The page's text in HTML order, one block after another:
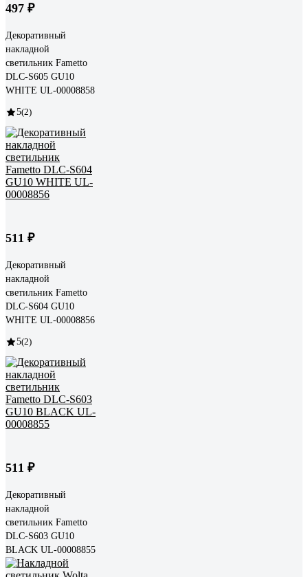
497 ₽
Декоративный
накладной
светильник Fametto
DLC-S605 GU10
WHITE UL-00008858
5(2)
511 ₽
Декоративный
накладной
светильник Fametto
DLC-S604 GU10
WHITE UL-00008856
5(2)
511 ₽
Декоративный
накладной
светильник Fametto
DLC-S603 GU10
BLACK UL-00008855